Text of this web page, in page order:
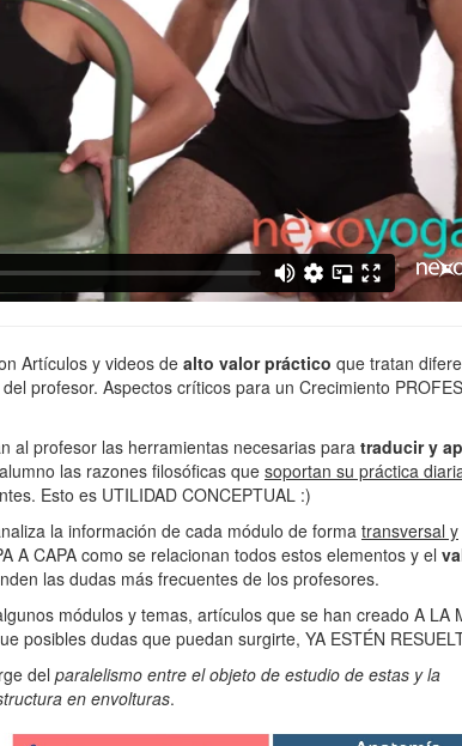
Artículos y videos de alto valor práctico que tratan
profesor. Aspectos críticos para un Crecimiento
al profesor las herramientas necesarias para traducir y
las razones filosóficas que soportan su práctica diari
Esto es UTILIDAD CONCEPTUAL :)
la información de cada módulo de forma transversal y
A CAPA como se relacionan todos estos elementos y el
las dudas más frecuentes de los profesores.
módulos y temas, artículos que se han creado A LA
posibles dudas que puedan surgirte, YA ESTÉN
del paralelismo entre el objeto de estudio de estas y la
en envolturas.